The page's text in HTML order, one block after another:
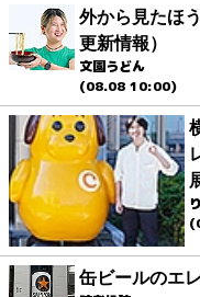
外から見たほ
更新情報）
文園うどん
(08.08 10:00)
缶ビールのエ